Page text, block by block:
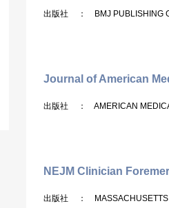
出版社 ： BMJ PUBLISHING
Journal of American
出版社 ： AMERICAN
NEJM Clinician
出版社 ：